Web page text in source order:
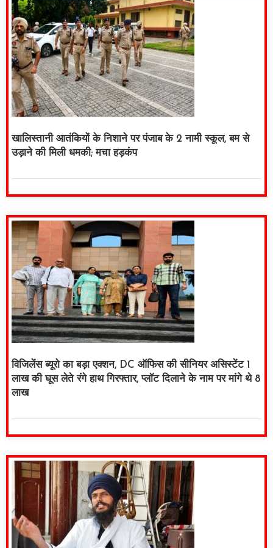
खालिस्तानी आतंकियों के निशाने पर पंजाब के 2 नामी स्कूल, बम से
उड़ाने की मिली धमकी; मचा हड़कंप
विजिलेंस ब्यूरो का बड़ा एक्शन, DC ऑफिस की सीनियर असिस्टेंट 1
लाख की घूस लेते रंगे हाथ गिरफ्तार, प्लॉट दिलाने के नाम पर मांगे थे 8
लाख